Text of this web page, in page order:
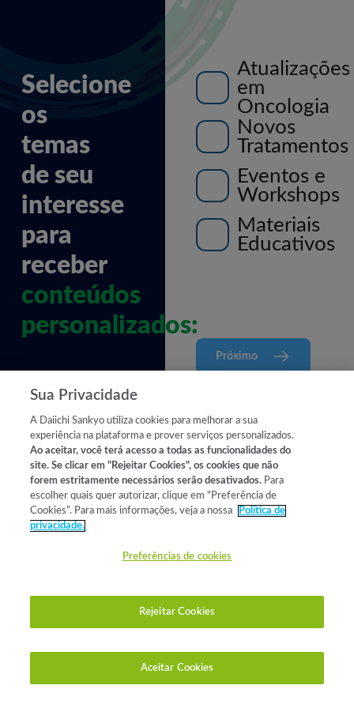
Selecione
os
temas
de seu
interesse
para
receber
conteúdos
personalizados:
Anterior
Atualizações
em
Oncologia
Novos
Tratamentos
Eventos e
Workshops
Materiais
Educativos
Próximo
responder
Sua Privacidade
A Daiichi Sankyo utiliza cookies para melhorar a sua
experiência na plataforma e prover serviços personalizados.
Ao aceitar, você terá acesso a todas as funcionalidades do
site. Se clicar em "Rejeitar Cookies", os cookies que não
forem estritamente necessários serão desativados. Para
escolher quais quer autorizar, clique em "Preferência de
Cookies”. Para mais informações, veja a nossa
Política de
privacidade.
Preferências de cookies
Rejeitar Cookies
Aceitar Cookies